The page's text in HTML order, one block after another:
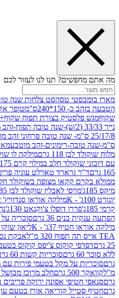
מה אתם מחפשים? תנו לנו לעזור לכם
מארז בומבסטי טסהסט צלחות שנה טובה קרם
הטבעה בזהב כ- 150*240ס"מ
טופר
שקוףמגש פלסטיק בצורת תפוח שקוף+פס זהב
נייר 33/33 (2/ש)-שנה טובה תפוח-זהב מוטבע
25/17/8 ס"מ- שנה טובה פרחוני זהב מוטבע
ס"מ-שנה טובה-רימונים-זהב מוטבע
מלוח שוקולד לבן 118 גרם
מילקה לו
עם דובוני שוקולד חלב במילוי קרם 175 גרם
165 גרם
ד"ר גרארד טארלט עוגיה פריכה
ממולא בקרם קקאו מצופה בשוקולד חלב 114
מיקס 185ג'
מרסי לאבליז שוקולד לבן 185ג'
יוגורט 100ג' - K
מילקה אוראו סנדוויץ' 92 ג' - K
קרמי 185ג'
פררו דופלו צ'וקנאט 130ג'
הפתעה ענקית בנים 36 גרם
סוכריה על
מילקה אוראו חטיף 37ג' - K
ליאון שוקו
TEA אייס תה תפוח 320 מ"ל
אבקת
25 גרם
דפדפי קוקוס צ'יפס קוקוס בטעם
ללא סוכר 60 גרם
סוכריות קשות 60 גרם BAD MATCH
גרםסוכריות על מקל בטעמי פירות עם מסטיק
מ"לקוואקר 500 גרם חלב מרוכז מבושל
גרםסנאפי חטיפי אפונה ירוקה פריכים בטעם
גרםחטיף סטייל קוריאה אורז בטעם עוף